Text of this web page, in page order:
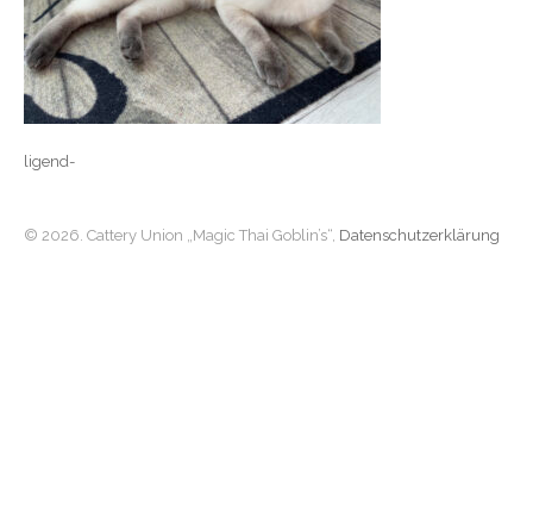
ligend-
© 2026. Cattery Union „Magic Thai Goblin’s“, Datenschutzerklärung